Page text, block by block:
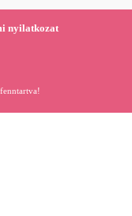
nyilatkozat